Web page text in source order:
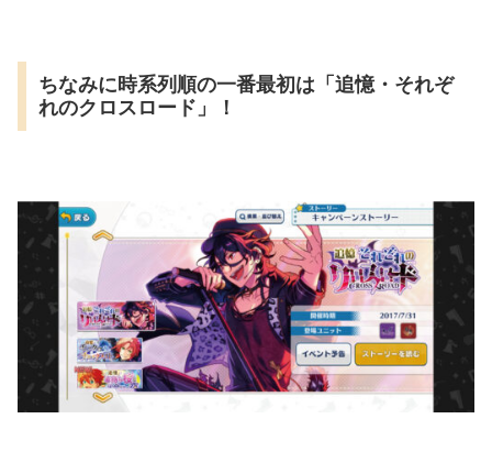
ちなみに時系列順の一番最初は「追憶・それぞ
れのクロスロード」！